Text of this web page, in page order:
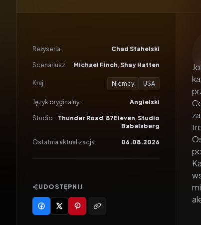
Reżyseria: Chad Stahelski
Scenariusz: Michael Finch, Shay Hatten
Kraj: Niemcy USA
Język oryginalny: Angielski
Studio: Thunder Road, 87Eleven, Studio
Babelsberg
Ostatnia aktualizacja: 06.08.2026
UDOSTĘPNIJ